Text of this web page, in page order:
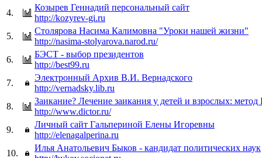
4.
Козырев Геннадий персональный сайт
http://kozyrev-gi.ru
5.
Столярова Насима Калимовна "Уроки нашей жизни"
http://nasima-stolyarova.narod.ru/
6.
БЭСТ - выбор президентов
http://best99.ru
7.
Электронный Архив В.И. Вернадского
http://vernadsky.lib.ru
8.
Заикание? Лечение заикания у детей и взрослых: метод
http://www.dictor.ru/
9.
Личный сайт Гальпериной Елены Игоревны
http://elenagalperina.ru
10.
Илья Анатольевич Быков - кандидат политических наук